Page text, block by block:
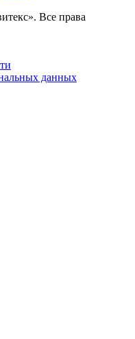
Все права
данных